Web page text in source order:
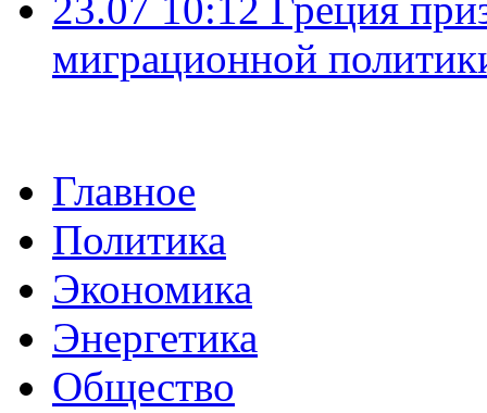
миграционной
Главное
Политика
Экономика
Энергетика
Общество